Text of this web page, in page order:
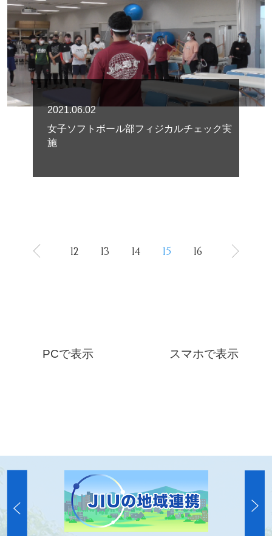
2021.06.02
女子ソフトボール部フィジカルチェック実
施
12 13 14 15 16
PCで表示 スマホで表示